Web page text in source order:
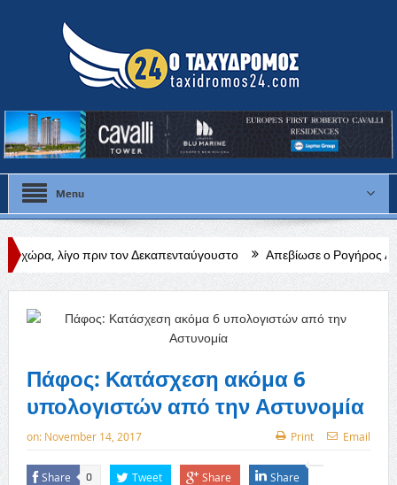
Menu
τον Δεκαπενταύγουστο Απεβίωσε ο Ρογήρος Αθηνή Ευριπίδου
για την πατρίδα
Πάφος: Κατάσχεση ακόμα 6
υπολογιστών από την Αστυνομία
on: November 14, 2017 Print Email
Share 0 Tweet Share Share